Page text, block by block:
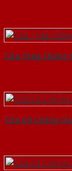
Cửa Thép Chống
Cửa Gỗ Chống